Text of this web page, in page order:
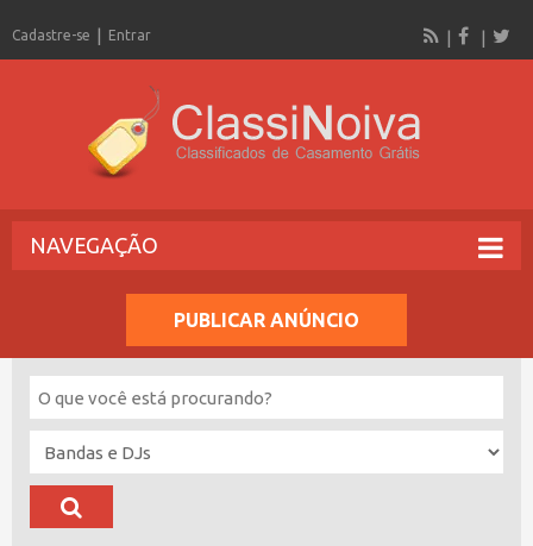
Cadastre-se Entrar
NAVEGAÇÃO
PUBLICAR ANÚNCIO